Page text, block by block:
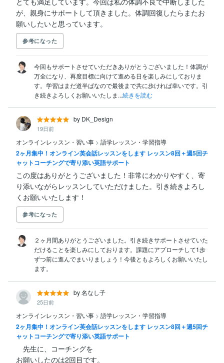
が、親身にサポートして頂きました。体調回復したらまたお
願いしたいと思っています。
参考になった
今回もサポートさせていただきありがとうございました！体調が
万全になり、再度目標に向けて進める日を楽しみにしておりま
す。学習はまだ道半ばなので最後まで共に歩ければ幸いです。引
き続きよろしくお願いいたしま...続きを読む
by DK_Design
19日前
オンラインレッスン・習い事 > 語学レッスン・学習指導
2ヶ月集中！オンライン英会話レッスンをします レッスン8回＋週5回チ
ャットコーチングで寄り添い英語サポート
この度はありがとうございました！非常にわかりやすく、寄
り添いながらレッスンしていただけました。引き続きよろし
くお願いいたします！
参考になった
２ヶ月間ありがとうございました。引き続きサポートさせていた
だけることを楽しみにしております。課題にアプローチして1歩
ずつ前に進んでまいりましょう！今後ともよろしくお願いいたし
ます。
by 名なし子
25日前
オンラインレッスン・習い事 > 語学レッスン・学習指導
2ヶ月集中！オンライン英会話レッスンをします レッスン8回＋週5回チ
ャットコーチングで寄り添い英語サポート
先生に、コーチングを
お願いしたのは2回目です。